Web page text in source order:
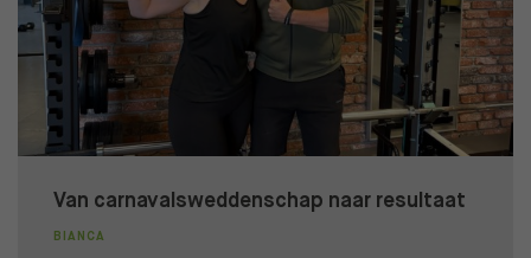
Van carnavalsweddenschap naar resultaat
BIANCA